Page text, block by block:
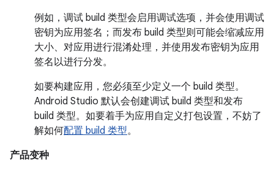
例如，调试 build 类型会启用调试选项，并会使用调试
密钥为应用签名；而发布 build 类型则可能会缩减应用
大小、对应用进行混淆处理，并使用发布密钥为应用
签名以进行分发。
如要构建应用，您必须至少定义一个 build 类型。
Android Studio 默认会创建调试 build 类型和发布
build 类型。如要着手为应用自定义打包设置，不妨了
解如何配置 build 类型。
产品变种